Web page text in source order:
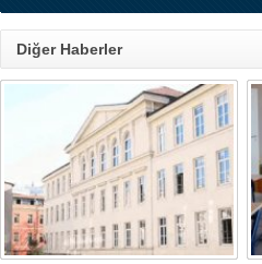
Diğer Haberler